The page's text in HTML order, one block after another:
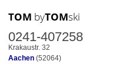
TOM byTOMski
0241-407258
Krakaustr. 32
Aachen (52064)